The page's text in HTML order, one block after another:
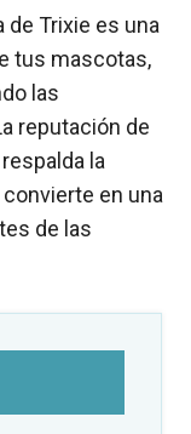
de Trixie es una
tus mascotas,
las
reputación de
la
en una
de las